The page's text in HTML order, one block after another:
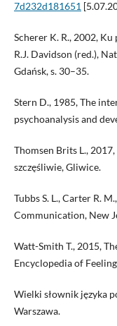
7d232d181651
Scherer K. R., 2002,
R.J. Davidson (red.),
Gdańsk, s. 30–35.
Stern D., 1985, The
psychoanalysis and
Thomsen Brits L.,
szczęśliwie, Gliwice.
Tubbs S. L., Carter R.
Communication, New
Watt-Smith T., 2015,
Encyclopedia of
Wielki słownik języka
Warszawa.